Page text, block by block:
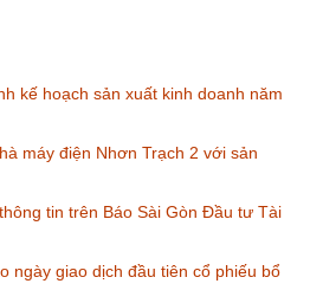
kế hoạch sản xuất kinh doanh năm
máy điện Nhơn Trạch 2 với sản
tin trên Báo Sài Gòn Đầu tư Tài
ngày giao dịch đầu tiên cổ phiếu bổ